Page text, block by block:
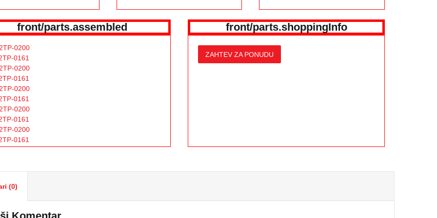
front/parts.assembled
0200
0161
0200
0161
0200
0161
0200
0161
0200
0161
0141
0242
0246
0159
front/parts.shoppingInfo
ZAHTEV ZA PONUDU
(0)